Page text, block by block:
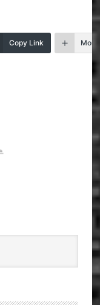
Copy Link More